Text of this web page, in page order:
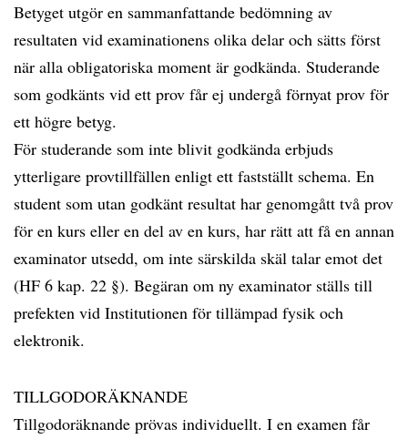
Betyget utgör en sammanfattande bedömning av
resultaten vid examinationens olika delar och sätts först
när alla obligatoriska moment är godkända. Studerande
som godkänts vid ett prov får ej undergå förnyat prov för
ett högre betyg.
För studerande som inte blivit godkända erbjuds
ytterligare provtillfällen enligt ett fastställt schema. En
student som utan godkänt resultat har genomgått två prov
för en kurs eller en del av en kurs, har rätt att få en annan
examinator utsedd, om inte särskilda skäl talar emot det
(HF 6 kap. 22 §). Begäran om ny examinator ställs till
prefekten vid Institutionen för tillämpad fysik och
elektronik.
TILLGODORÄKNANDE
Tillgodoräknande prövas individuellt. I en examen får